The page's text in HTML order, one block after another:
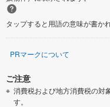
タップすると用語の意味が書か
PRマークについて
ご注意
消費税および地方消費税の対
す。